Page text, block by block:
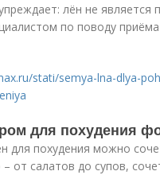
лён не
по поводу
stati/semya-lna-dlya-
для похудения
для похудения можно
от салатов до супов,